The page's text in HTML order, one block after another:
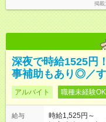
掲載
深夜で時給1525円
事補助もあり◎／
アルバイト 職種未経験OK
給与
時給1,525円～